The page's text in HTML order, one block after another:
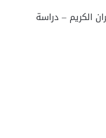
الكريم – دراسة